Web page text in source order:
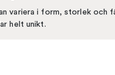
variera i form, storlek och
helt unikt.